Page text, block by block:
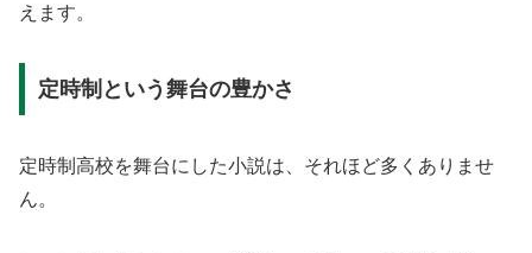
えます。
定時制という舞台の豊かさ
定時制高校を舞台にした小説は、それほど多くありませ
ん。